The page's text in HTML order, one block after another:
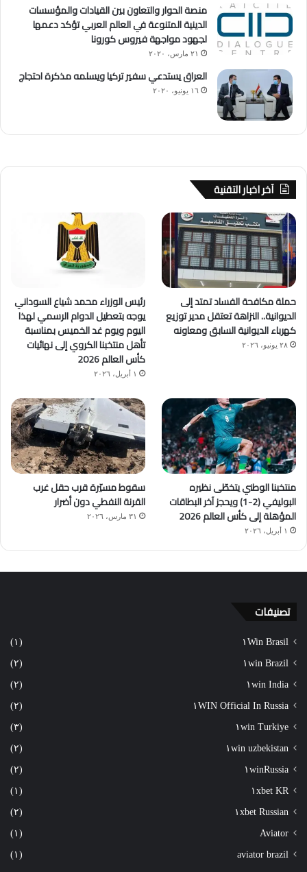
منصة الحوار والتعاون بين القيادات والمؤسسات
الدينية المتنوعة في العالم العربي تؤكد دعمها
لجهود مواجهة فيروس كورونا
٢١ مارس، ٢٠٢٠
العراق يستدعي سفير تركيا ويسلمه مذكرة احتجاج
١٦ يونيو، ٢٠٢٠
آخر اخبار التقنية
حملة مكافحة الفساد تمتد إلى
الديوانية.. النزاهة تعتقل مدير توزيع
كهرباء الديوانية السابق ومعاونه
٢٨ يونيو، ٢٠٢٦
رئيس الوزراء محمد شياع السوداني
يوجه بتعطيل الدوام الرسمي لهذا
اليوم ويوم غد الخميس بمناسبة
تأهل منتخبنا الكروي إلى نهائيات
كأس العالم 2026
١ أبريل، ٢٠٢٦
منتخبنا الوطني يتخطّى نظيره
البوليفي (2-1) ويحجز آخر البطاقات
المؤهلة إلى كأس العالم 2026
١ أبريل، ٢٠٢٦
سقوط مسيّرة قرب حقل غرب
القرنة النفطي دون أضرار
٣١ مارس، ٢٠٢٦
تصنيفات
١Win Brasil (١)
١win Brazil (٢)
١win India (٢)
١WIN Official In Russia (٢)
١win Turkiye (٣)
١win uzbekistan (٢)
١winRussia (٢)
١xbet KR (١)
١xbet Russian (٢)
Aviator (١)
aviator brazil (١)